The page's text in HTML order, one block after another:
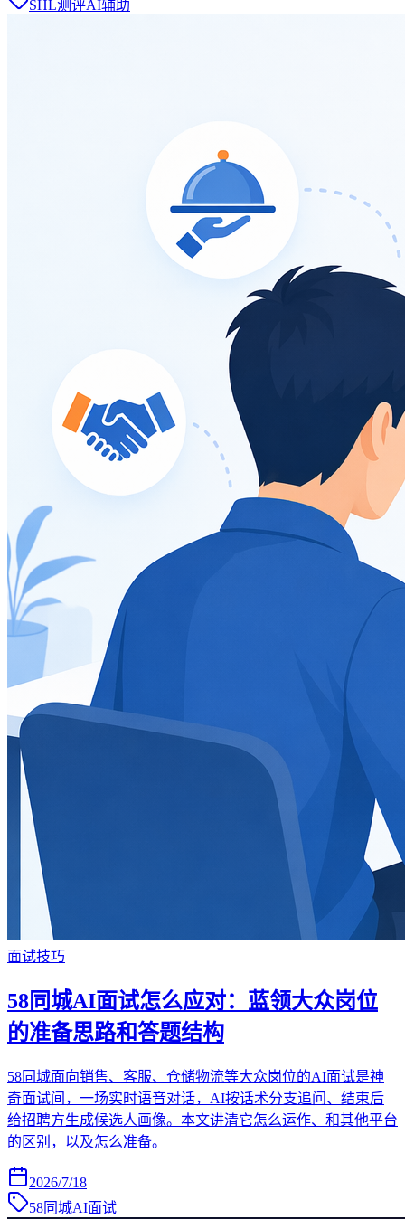
SHL测评AI辅助
面试技巧
58同城AI面试怎么应对：蓝领大众岗位
的准备思路和答题结构
58同城面向销售、客服、仓储物流等大众岗位的AI面试是神
奇面试间，一场实时语音对话，AI按话术分支追问、结束后
给招聘方生成候选人画像。本文讲清它怎么运作、和其他平台
的区别，以及怎么准备。
2026/7/18
58同城AI面试